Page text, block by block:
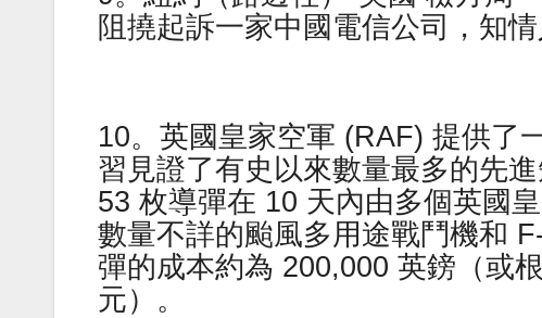
阻撓起訴一家中國電信公司，知
10。英國皇家空軍 (RAF) 提供了
習見證了有史以來數量最多的先
53 枚導彈在 10 天內由多個英國
數量不詳的颱風多用途戰鬥機和
彈的成本約為 200,000 英鎊（或
元）。